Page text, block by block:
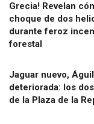
Grecia! Revelan
choque de dos
durante feroz
forestal
Jaguar nuevo,
deteriorada: los
de la Plaza de la